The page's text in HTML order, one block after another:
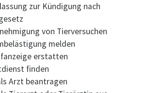
zur Kündigung nach
von Tierversuchen
melden
erstatten
finden
Arzt beantragen